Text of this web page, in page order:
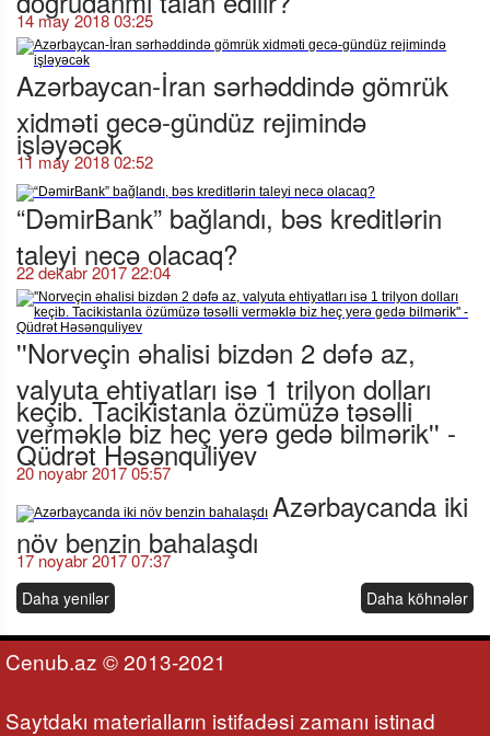
14 may 2018 03:25
Azərbaycan-İran sərhəddində gömrük
xidməti gecə-gündüz rejimində
işləyəcək
11 may 2018 02:52
“DəmirBank” bağlandı, bəs kreditlərin
taleyi necə olacaq?
22 dekabr 2017 22:04
''Norveçin əhalisi bizdən 2 dəfə az,
valyuta ehtiyatları isə 1 trilyon dolları
keçib. Tacikistanla özümüzə təsəlli
verməklə biz heç yerə gedə bilmərik'' -
Qüdrət Həsənquliyev
20 noyabr 2017 05:57
Azərbaycanda iki
növ benzin bahalaşdı
17 noyabr 2017 07:37
Daha yenilər Daha köhnələr
Cenub.az © 2013-2021
Saytdakı materialların istifadəsi zamanı istinad